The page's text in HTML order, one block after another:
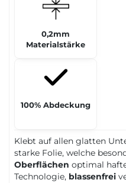
0,2mm
Materialstärke
100% Abdeckung
Klebt auf allen glatten
starke Folie, welche
Oberflächen optimal
Technologie, blassenfrei